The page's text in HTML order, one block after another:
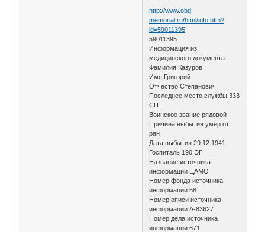
http://www.obd-
memorial.ru/html/info.htm?
id=59011395
59011395
Информация из
медицинского документа
Фамилия Казуров
Имя Григорий
Отчество Степанович
Последнее место службы 333
СП
Воинское звание рядовой
Причина выбытия умер от
ран
Дата выбытия 29.12.1941
Госпиталь 190 ЭГ
Название источника
информации ЦАМО
Номер фонда источника
информации 58
Номер описи источника
информации А-83627
Номер дела источника
информации 671